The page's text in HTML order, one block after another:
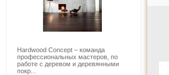
Hardwood Concept – команда
профессиональных мастеров, по
работе с деревом и деревянными
покр...